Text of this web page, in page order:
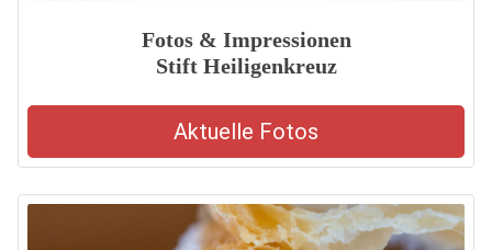
Fotos & Impressionen
Stift Heiligenkreuz
Aktuelle Fotos